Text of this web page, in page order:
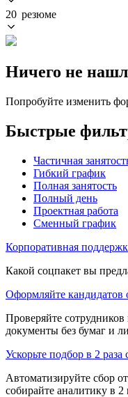
20 резюме
Ничего не
Попробуйте изменить
Быстрые
Частичная
Гибкий график
Полная занятость
Полный день
Проектная работа
Сменный график
Корпоративная
Какой соцпакет вы
Оформляйте кандидатов
Проверяйте
документы без бумаг и
Ускорьте подбор в 2 раза
Автоматизируйте сбор
собирайте аналитику в 2